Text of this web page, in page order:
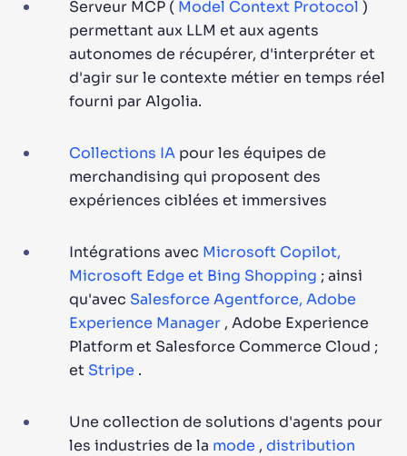
Serveur MCP ( Model Context Protocol )
permettant aux LLM et aux agents
autonomes de récupérer, d'interpréter et
d'agir sur le contexte métier en temps réel
fourni par Algolia.
Collections IA pour les équipes de
merchandising qui proposent des
expériences ciblées et immersives
Intégrations avec Microsoft Copilot,
Microsoft Edge et Bing Shopping ; ainsi
qu'avec Salesforce Agentforce, Adobe
Experience Manager , Adobe Experience
Platform et Salesforce Commerce Cloud ;
et Stripe .
Une collection de solutions d'agents pour
les industries de la mode , distribution